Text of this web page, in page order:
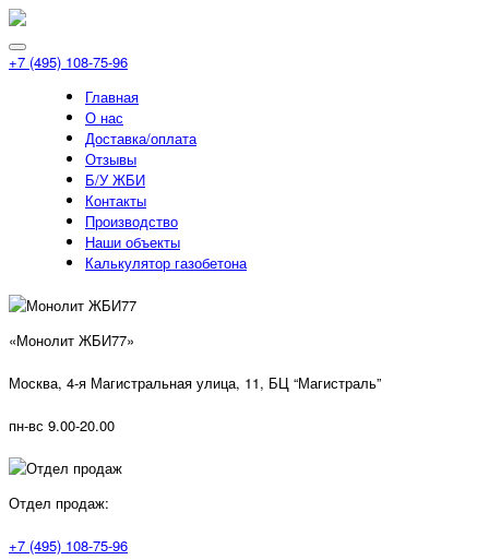
+7 (495) 108-75-96
Главная
О нас
Доставка/оплата
Отзывы
Б/У ЖБИ
Контакты
Производство
Наши объекты
Калькулятор газобетона
«Монолит ЖБИ77»
Москва, 4-я Магистральная улица, 11, ​БЦ “Магистраль”
пн-вс 9.00-20.00
Отдел продаж:
+7 (495) 108-75-96